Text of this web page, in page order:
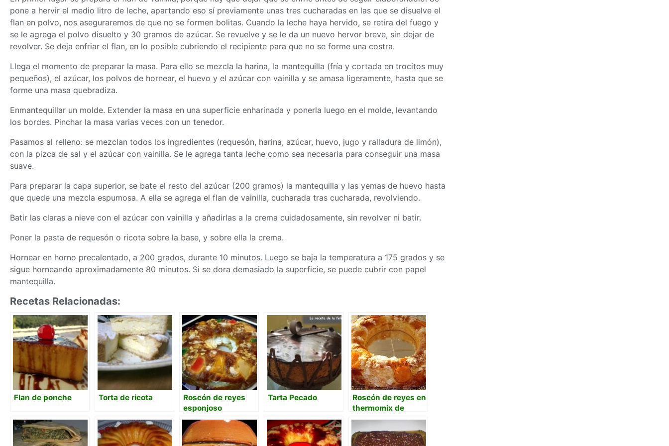
pone a hervir el medio litro de leche, apartando eso sí previamente unas tres cucharadas en las que se disuelve el
flan en polvo, nos aseguraremos de que no se formen bolitas. Cuando la leche haya hervido, se retira del fuego y
se le agrega el polvo disuelto y 30 gramos de azúcar. Se revuelve y se le da un nuevo hervor breve, sin dejar de
revolver. Se deja enfriar el flan, en lo posible cubriendo el recipiente para que no se forme una costra.
Llega el momento de preparar la masa. Para ello se mezcla la harina, la mantequilla (fría y cortada en trocitos muy
pequeños), el azúcar, los polvos de hornear, el huevo y el azúcar con vainilla y se amasa ligeramente, hasta que se
forme una masa quebradiza.
Enmantequillar un molde. Extender la masa en una superficie enharinada y ponerla luego en el molde, levantando
los bordes. Pinchar la masa varias veces con un tenedor.
Pasamos al relleno: se mezclan todos los ingredientes (requesón, harina, azúcar, huevo, jugo y ralladura de limón),
con la pizca de sal y el azúcar con vainilla. Se le agrega tanta leche como sea necesaria para conseguir una masa
suave.
Para preparar la capa superior, se bate el resto del azúcar (200 gramos) la mantequilla y las yemas de huevo hasta
que quede una mezcla espumosa. A ella se agrega el flan de vainilla, cucharada tras cucharada, revolviendo.
Batir las claras a nieve con el azúcar con vainilla y añadirlas a la crema cuidadosamente, sin revolver ni batir.
Poner la pasta de requesón o ricota sobre la base, y sobre ella la crema.
Hornear en horno precalentado, a 200 grados, durante 10 minutos. Luego se baja la temperatura a 175 grados y se
sigue horneando aproximadamente 80 minutos. Si se dora demasiado la superficie, se puede cubrir con papel
mantequilla.
Recetas Relacionadas:
Flan de ponche Torta de ricota
Roscón de reyes
esponjoso
Tarta Pecado
Roscón de reyes en
thermomix de
Mafalda